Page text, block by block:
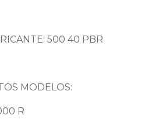
500 40 PBR
MODELOS:
R